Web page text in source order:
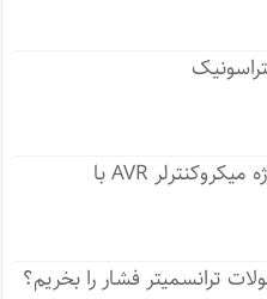
دانلود کتاب 11 پروژه میکروکنترلر AVR با
ترانسمیتر فشار را بخریم؟